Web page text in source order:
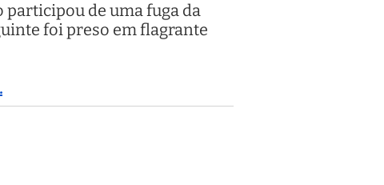
participou de uma fuga da
foi preso em flagrante